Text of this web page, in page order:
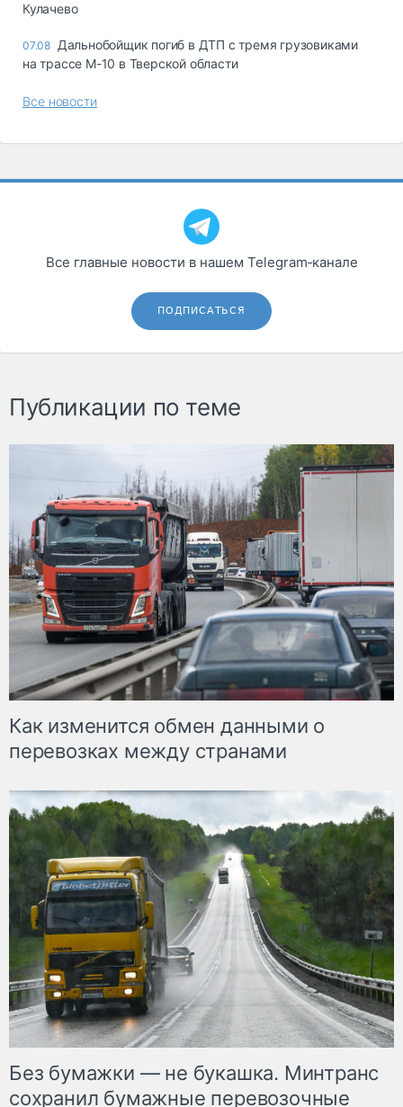
Кулачево
07.08 Дальнобойщик погиб в ДТП с тремя грузовиками
на трассе М-10 в Тверской области
Все новости
Все главные новости в нашем Telegram‑канале
ПОДПИСАТЬСЯ
Публикации по теме
Как изменится обмен данными о
перевозках между странами
Без бумажки — не букашка. Минтранс
сохранил бумажные перевозочные